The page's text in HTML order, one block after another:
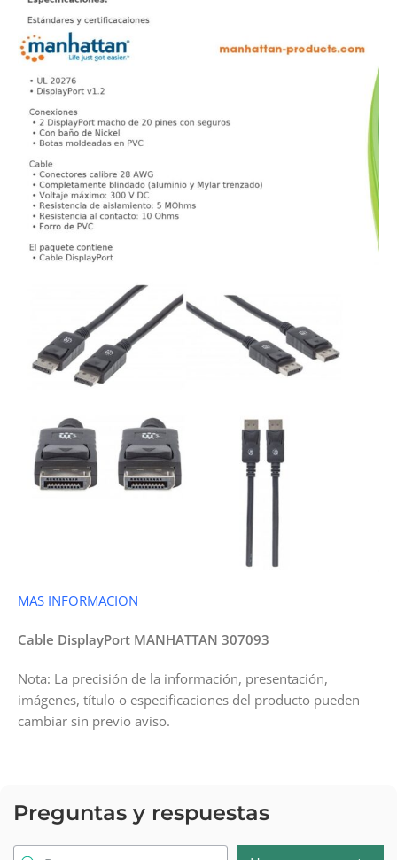
MAS INFORMACION
Cable DisplayPort MANHATTAN 307093
Nota: La precisión de la información, presentación,
imágenes, título o especificaciones del producto pueden
cambiar sin previo aviso.
Preguntas y respuestas